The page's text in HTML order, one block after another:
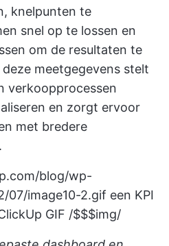
knelpunten te
snel op te lossen en
om de resultaten te
meetgegevens stelt
verkoopprocessen
en zorgt ervoor
met bredere
blog/wp-
07/image10-2.gif een KPI
GIF /$$$img/